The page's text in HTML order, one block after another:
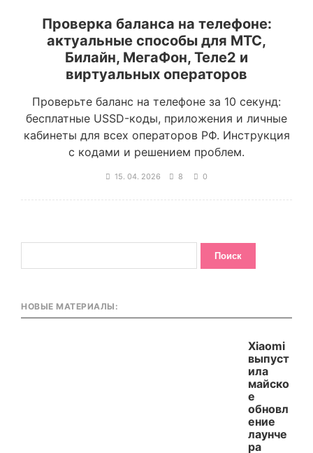
Проверка баланса на телефоне:
актуальные способы для МТС,
Билайн, МегаФон, Теле2 и
виртуальных операторов
Проверьте баланс на телефоне за 10 секунд:
бесплатные USSD-коды, приложения и личные
кабинеты для всех операторов РФ. Инструкция
с кодами и решением проблем.
15. 04. 2026 8 0
НОВЫЕ МАТЕРИАЛЫ:
Xiaomi
выпуст
ила
майско
е
обновл
ение
лаунче
ра